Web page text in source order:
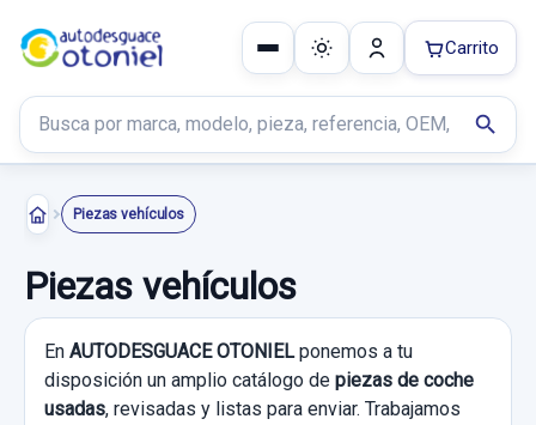
Buscar productos
search
Carrito
Piezas vehículos
Piezas vehículos
En AUTODESGUACE OTONIELponemos a tu
disposición un amplio catálogo de piezas de coche
usadas, revisadas y listas para enviar. Trabajamos